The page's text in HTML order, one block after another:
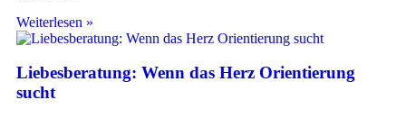
Weiterlesen »
Liebesberatung: Wenn das Herz Orientierung
sucht